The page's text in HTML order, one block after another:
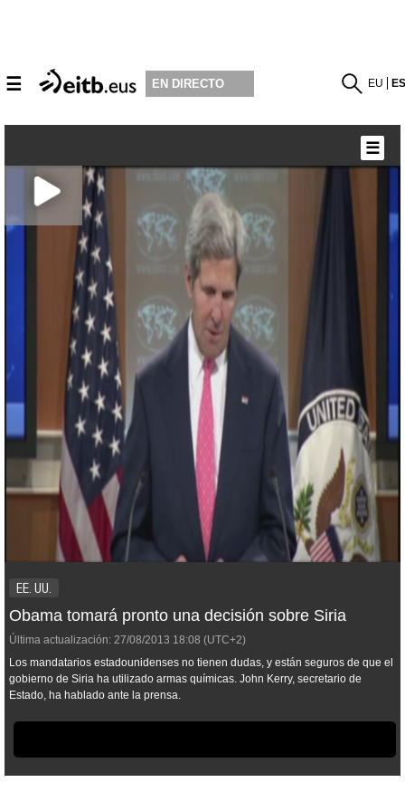
☰ EN DIRECTO EU
EE. UU.
Obama tomará pronto una decisión sobre Siria
Última actualización: 27/08/2013 18:08 (UTC+2)
Los mandatarios estadounidenses no tienen dudas, y están seguros de que el
gobierno de Siria ha utilizado armas químicas. John Kerry, secretario de
Estado, ha hablado ante la prensa.
☰